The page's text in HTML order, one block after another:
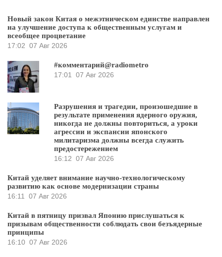
Новый закон Китая о межэтническом единстве направлен
на улучшение доступа к общественным услугам и
всеобщее процветание
17:02 07 Авг 2026
#комментарий@radiometro
17:01 07 Авг 2026
Разрушения и трагедии, произошедшие в
результате применения ядерного оружия,
никогда не должны повториться, а уроки
агрессии и экспансии японского
милитаризма должны всегда служить
предостережением
16:12 07 Авг 2026
Китай уделяет внимание научно-технологическому
развитию как основе модернизации страны
16:11 07 Авг 2026
Китай в пятницу призвал Японию прислушаться к
призывам общественности соблюдать свои безъядерные
принципы
16:10 07 Авг 2026